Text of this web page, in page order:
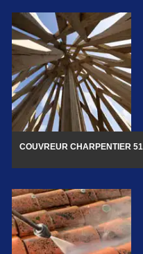
COUVREUR CHARPENTIER 51